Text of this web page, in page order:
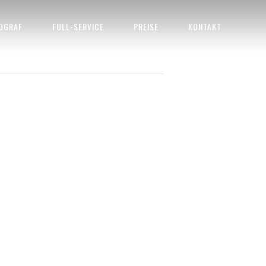
FULL-SERVICE PREISE KONTAKT